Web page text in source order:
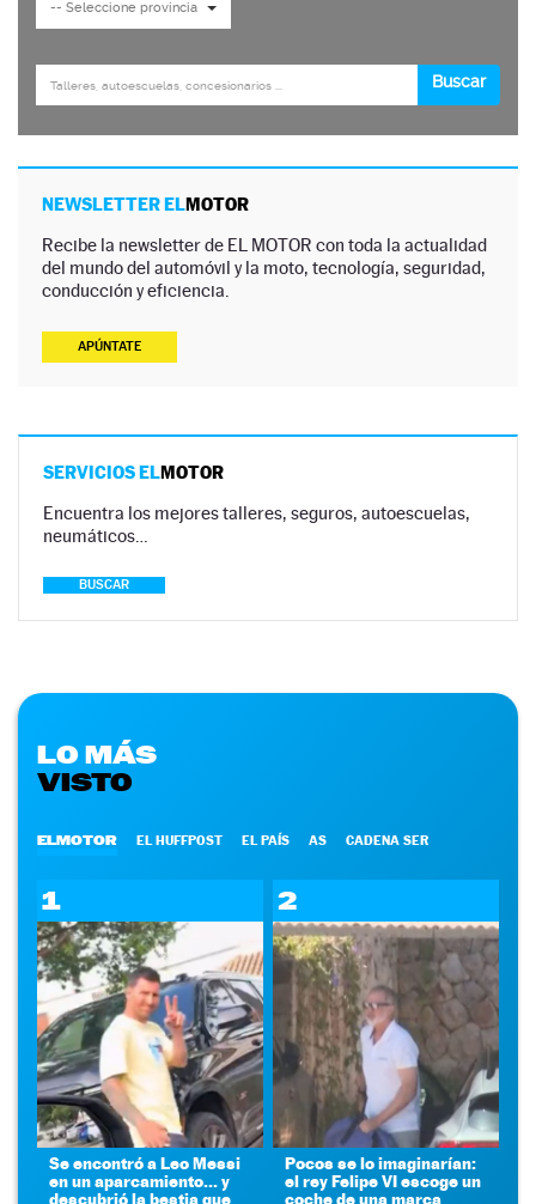
NEWSLETTER ELMOTOR
Recibe la newsletter de EL MOTOR con toda la actualidad
del mundo del automóvil y la moto, tecnología, seguridad,
conducción y eficiencia.
APÚNTATE
SERVICIOS ELMOTOR
Encuentra los mejores talleres, seguros, autoescuelas,
neumáticos…
BUSCAR
LO MÁS
VISTO
ELMOTOR EL HUFFPOST EL PAÍS AS CADENA SER
1
Se encontró a Leo Messi
en un aparcamiento... y
descubrió la bestia que
2
Pocos se lo imaginarían:
el rey Felipe VI escoge un
coche de una marca